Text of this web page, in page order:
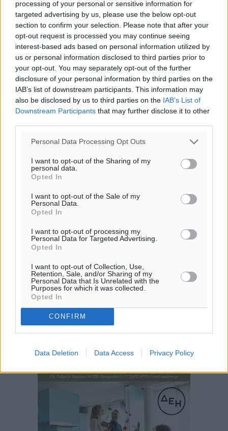
processing of your personal or sensitive information for
targeted advertising by us, please use the below opt-out
section to confirm your selection. Please note that after your
opt-out request is processed you may continue seeing
interest-based ads based on personal information utilized by
us or personal information disclosed to third parties prior to
your opt-out. You may separately opt-out of the further
disclosure of your personal information by third parties on the
IAB’s list of downstream participants. This information may
also be disclosed by us to third parties on the IAB’s List of
Downstream Participants that may further disclose it to other
Personal Data Processing Opt Outs
I want to opt-out of the Sharing of my
personal data.
Opted In
I want to opt-out of the Sale of my
Personal Data.
Opted In
I want to opt-out of processing my
Personal Data for Targeted Advertising.
Opted In
I want to opt-out of Collection, Use,
Retention, Sale, and/or Sharing of my
Personal Data that Is Unrelated with the
Purposes for which it was collected.
Opted In
CONFIRM
Data Deletion Data Access Privacy Policy
20:07
πρόγνωση:
31°
ΣΑ
28°
ΚΥ
29°
ΔΕ
29°